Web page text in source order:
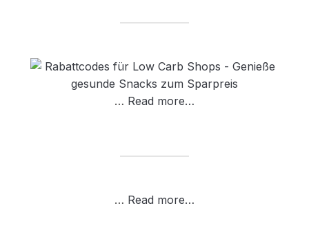
… Read more…
… Read more…